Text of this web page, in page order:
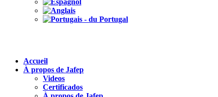
Accueil
À propos de Jafep
Videos
Certificados